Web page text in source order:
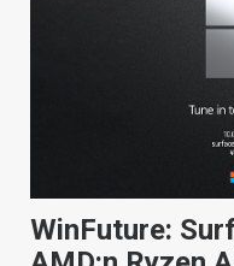
WinFuture: